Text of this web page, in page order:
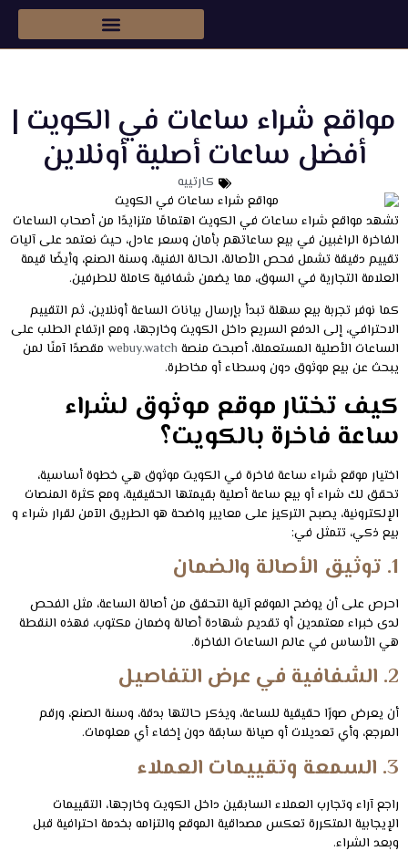
مواقع شراء ساعات في الكويت |
أفضل ساعات أصلية أونلاين
كارتييه
تشهد مواقع شراء ساعات في الكويت اهتمامًا متزايدًا من أصحاب الساعات
الفاخرة الراغبين في بيع ساعاتهم بأمان وسعر عادل، حيث نعتمد على آليات
تقييم دقيقة تشمل فحص الأصالة، الحالة الفنية، وسنة الصنع، وأيضًا قيمة
العلامة التجارية في السوق، مما يضمن شفافية كاملة للطرفين.
كما نوفر تجربة بيع سهلة تبدأ بإرسال بيانات الساعة أونلاين، ثم التقييم
الاحترافي، إلى الدفع السريع داخل الكويت وخارجها، ومع ارتفاع الطلب على
الساعات الأصلية المستعملة، أصبحت منصة webuy.watch مقصدًا آمنًا لمن
يبحث عن بيع موثوق دون وسطاء أو مخاطرة.
كيف تختار موقع موثوق لشراء
ساعة فاخرة بالكويت؟
اختيار موقع شراء ساعة فاخرة في الكويت موثوق هي خطوة أساسية،
تحقق لك شراء أو بيع ساعة أصلية بقيمتها الحقيقية، ومع كثرة المنصات
الإلكترونية، يصبح التركيز على معايير واضحة هو الطريق الآمن لقرار شراء و
بيع ذكي، تتمثل في:
1. توثيق الأصالة والضمان
احرص على أن يوضح الموقع آلية التحقق من أصالة الساعة، مثل الفحص
لدى خبراء معتمدين أو تقديم شهادة أصالة وضمان مكتوب، فهذه النقطة
هي الأساس في عالم الساعات الفاخرة.
2. الشفافية في عرض التفاصيل
أن يعرض صورًا حقيقية للساعة، ويذكر حالتها بدقة، وسنة الصنع، ورقم
المرجع، وأي تعديلات أو صيانة سابقة دون إخفاء أي معلومات.
3. السمعة وتقييمات العملاء
راجع آراء وتجارب العملاء السابقين داخل الكويت وخارجها، التقييمات
الإيجابية المتكررة تعكس مصداقية الموقع والتزامه بخدمة احترافية قبل
وبعد الشراء.